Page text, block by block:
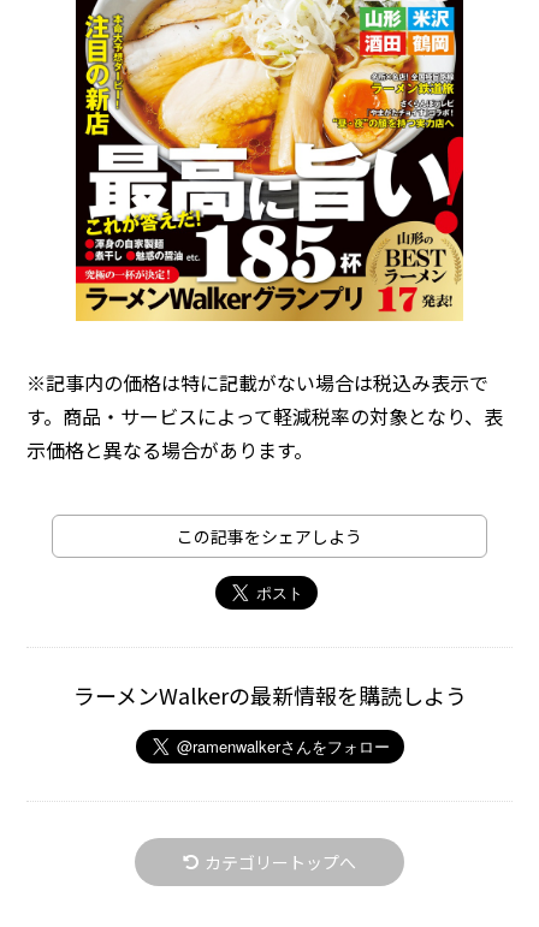
※記事内の価格は特に記載がない場合は税込み表示で
す。商品・サービスによって軽減税率の対象となり、表
示価格と異なる場合があります。
この記事をシェアしよう
ラーメンWalkerの最新情報を購読しよう
カテゴリートップへ